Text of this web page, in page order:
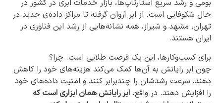
بومی و رشد سریع استارتاپ‌ها، بازار خدمات ابری در کشور در
حال شکوفایی است. از ابر آروان گرفته تا مراکز داده‌ی جدید در
تهران، مشهد و شیراز، همه نشانه‌هایی از رشد این فناوری در
ایران هستند.
برای کسب‌وکارها، این یک فرصت طلایی است. چرا؟
چون ابر رایانش به آن‌ها کمک می‌کند هزینه‌های خود را کاهش
دهند، سرعت رشدشان را چندبرابر کنند و امنیت داده‌های خود
را افزایش دهند. در واقع، ابر رایانش همان ابزاری است که